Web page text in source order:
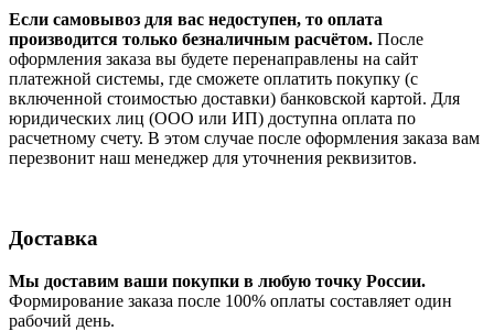
Если самовывоз для вас недоступен, то оплата
производится только безналичным расчётом. После
оформления заказа вы будете перенаправлены на сайт
платежной системы, где сможете оплатить покупку (с
включенной стоимостью доставки) банковской картой. Для
юридических лиц (ООО или ИП) доступна оплата по
расчетному счету. В этом случае после оформления заказа вам
перезвонит наш менеджер для уточнения реквизитов.
Доставка
Мы доставим ваши покупки в любую точку России.
Формирование заказа после 100% оплаты составляет один
рабочий день.